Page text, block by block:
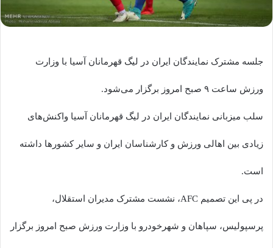
جلسه مشترک نمایندگان ایران در لیگ قهرمانان آسیا با وزارت
ورزش ساعت ۹ صبح امروز برگزار می‌شود.
سلب میزبانی نمایندگان ایران در لیگ قهرمانان آسیا واکنش‌های
زیادی بین اهالی ورزش و کارشناسان ایران و سایر کشورها داشته
است.
در پی این تصمیم AFC، نشست مشترک مدیران استقلال،
پرسپولیس، سپاهان و شهرخودرو با وزارت ورزش صبح امروز برگزار